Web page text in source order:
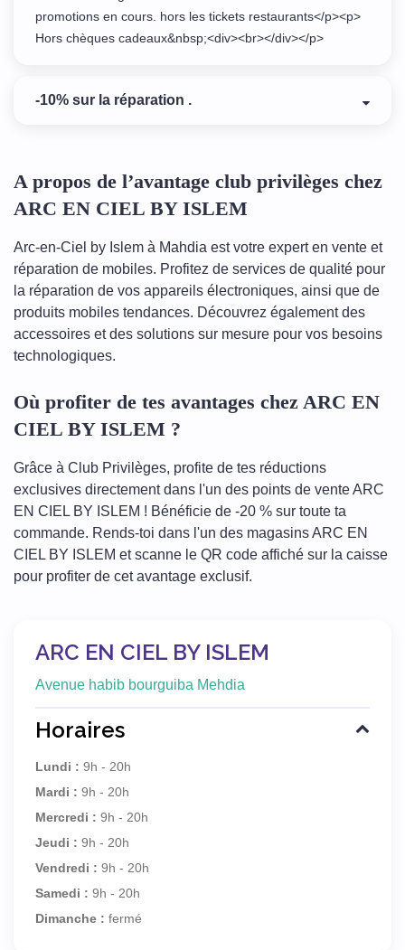
promotions en cours. hors les tickets restaurants</p><p>
Hors chèques cadeaux&nbsp;<div><br></div></p>
-10% sur la réparation .
A propos de l’avantage club privilèges chez
ARC EN CIEL BY ISLEM
Arc-en-Ciel by Islem à Mahdia est votre expert en vente et
réparation de mobiles. Profitez de services de qualité pour
la réparation de vos appareils électroniques, ainsi que de
produits mobiles tendances. Découvrez également des
accessoires et des solutions sur mesure pour vos besoins
technologiques.
Où profiter de tes avantages chez ARC EN
CIEL BY ISLEM ?
Grâce à Club Privilèges, profite de tes réductions
exclusives directement dans l'un des points de vente ARC
EN CIEL BY ISLEM ! Bénéficie de -20 % sur toute ta
commande. Rends-toi dans l'un des magasins ARC EN
CIEL BY ISLEM et scanne le QR code affiché sur la caisse
pour profiter de cet avantage exclusif.
ARC EN CIEL BY ISLEM
Avenue habib bourguiba Mehdia
Horaires
Lundi : 9h - 20h
Mardi : 9h - 20h
Mercredi : 9h - 20h
Jeudi : 9h - 20h
Vendredi : 9h - 20h
Samedi : 9h - 20h
Dimanche : fermé